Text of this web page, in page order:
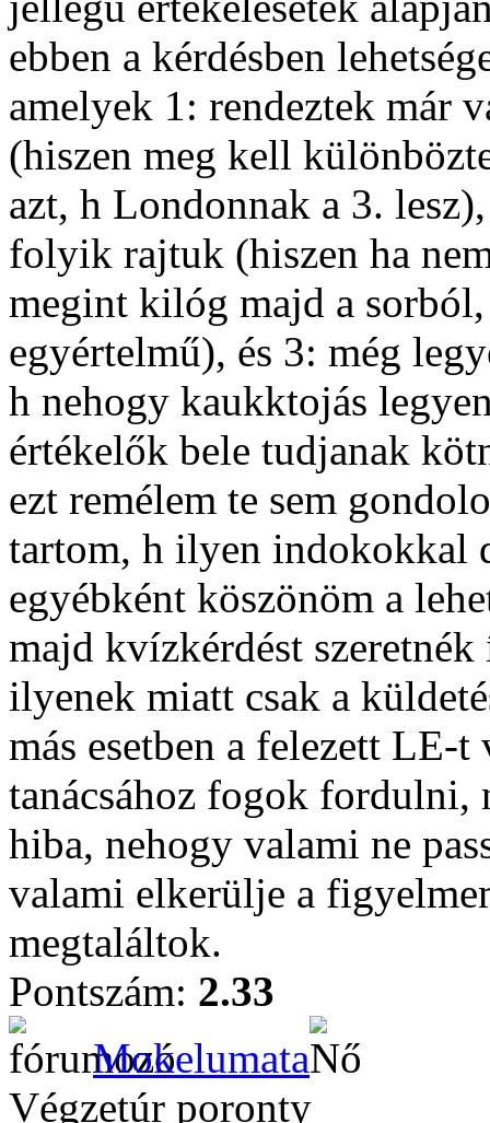
ebben a kérdésben
amelyek 1: rendeztek már
(hiszen meg kell
azt, h Londonnak a 3.
folyik rajtuk (hiszen ha
megint kilóg majd a sorból,
egyértelmű), és 3: még
h nehogy kaukktojás
értékelők bele tudjanak
ezt remélem te sem
tartom, h ilyen indokokkal
egyébként köszönöm a
majd kvízkérdést
ilyenek miatt csak a
más esetben a felezett LE-
tanácsához fogok fordulni,
hiba, nehogy valami ne
valami elkerülje a
megtaláltok.
Pontszám: 2.33
Mokelumata
Végzetúr poronty